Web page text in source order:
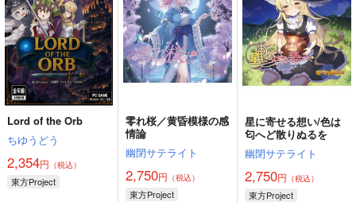
Lord of the Orb
ちゆうどう
2,354円 （税込）
東方Project
零れ桜／黄昏模様の感
情論
幽閉サテライト
2,750円 （税込）
東方Project
星に寄せる想い/色は
匂へど散りぬるを
幽閉サテライト
2,750円 （税込）
東方Project